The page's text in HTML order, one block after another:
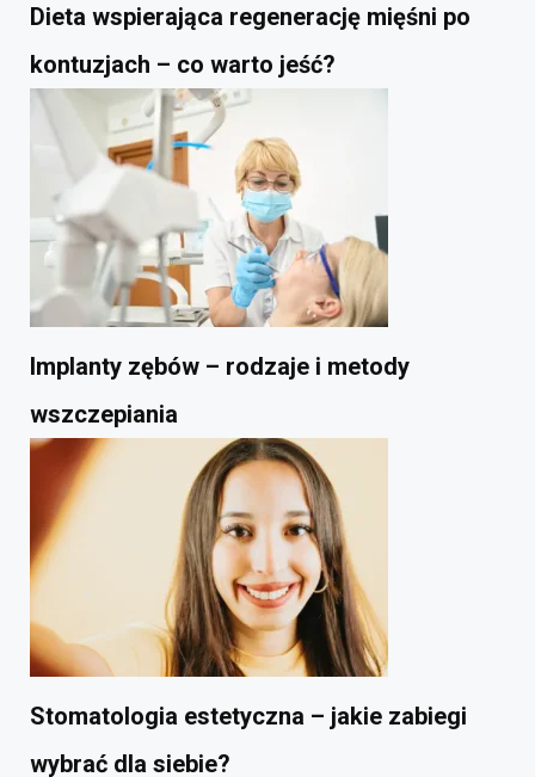
Dieta wspierająca regenerację mięśni po
kontuzjach – co warto jeść?
Implanty zębów – rodzaje i metody
wszczepiania
Stomatologia estetyczna – jakie zabiegi
wybrać dla siebie?